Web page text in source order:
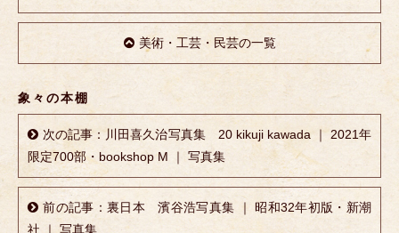
美術・工芸・民芸の一覧
象々の本棚
次の記事：川田喜久治写真集 20 kikuji kawada ｜ 2021年
限定700部・bookshop M ｜ 写真集
前の記事：裏日本 濱谷浩写真集 ｜ 昭和32年初版・新潮
社 ｜ 写真集